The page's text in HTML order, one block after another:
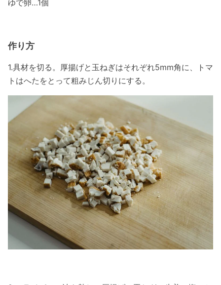
ゆで卵…1個
作り方
1.具材を切る。厚揚げと玉ねぎはそれぞれ5mm角に、トマ
トはへたをとって粗みじん切りにする。